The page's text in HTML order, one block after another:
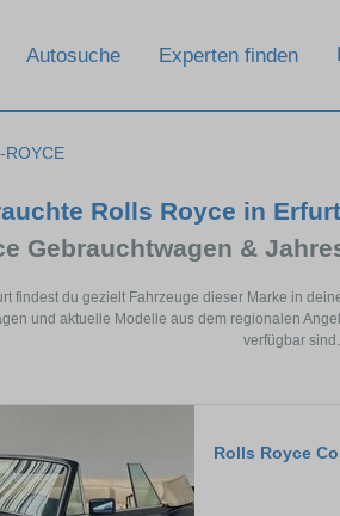
Autosuche Experten finden
ROYCE
Rolls Royce in
Gebrauchtwagen &
findest du gezielt Fahrzeuge dieser Marke in
und aktuelle Modelle aus dem regionalen
verfügbar sind.
Rolls Royce